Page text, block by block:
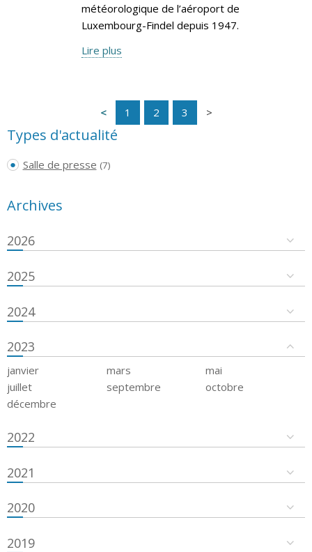
météorologique de l’aéroport de
Luxembourg-Findel depuis 1947.
Lire plus
1 2 3
Types d'actualité
Salle de presse (7)
Archives
2026
2025
2024
2023
janvier mars
mai
juillet
septembre
octobre
décembre
2022
2021
2020
2019